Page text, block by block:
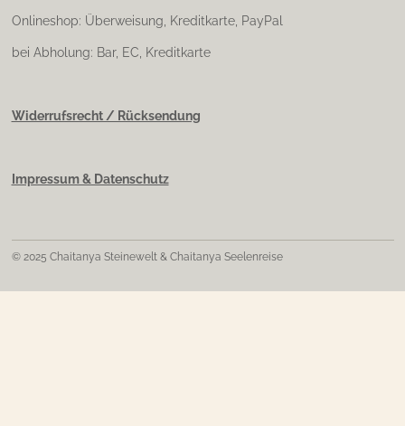
Onlineshop: Überweisung, Kreditkarte, PayPal
bei Abholung: Bar, EC, Kreditkarte
Widerrufsrecht / Rücksendung
Impressum & Datenschutz
© 2025 Chaitanya Steinewelt & Chaitanya Seelenreise